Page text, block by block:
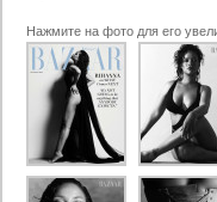
Нажмите на фото для его